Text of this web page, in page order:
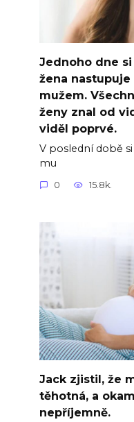
Jednoho dne
žena
mužem.
ženy znal od
viděl poprvé.
V poslední době
mu
0 15.8k.
Jack zjistil, že
těhotná, a
nepříjemně.